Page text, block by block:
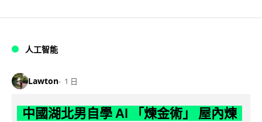
人工智能
Lawton 1 日
中國湖北男自學 AI 「煉金術」 屋內煉